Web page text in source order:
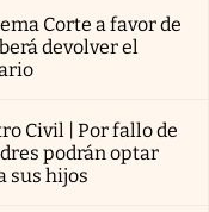
Corte a favor de
devolver el
Civil | Por fallo de
podrán optar
sus hijos